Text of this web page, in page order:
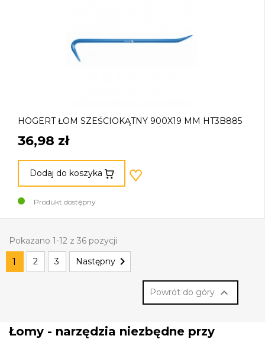
HOGERT ŁOM SZEŚCIOKĄTNY 900X19 MM HT3B885
36,98 zł
Dodaj do koszyka
Produkt dostępny
Pokazano 1-12 z 36 pozycji
1 2 3 Następny 
Powrót do góry 
Łomy - narzędzia niezbędne przy